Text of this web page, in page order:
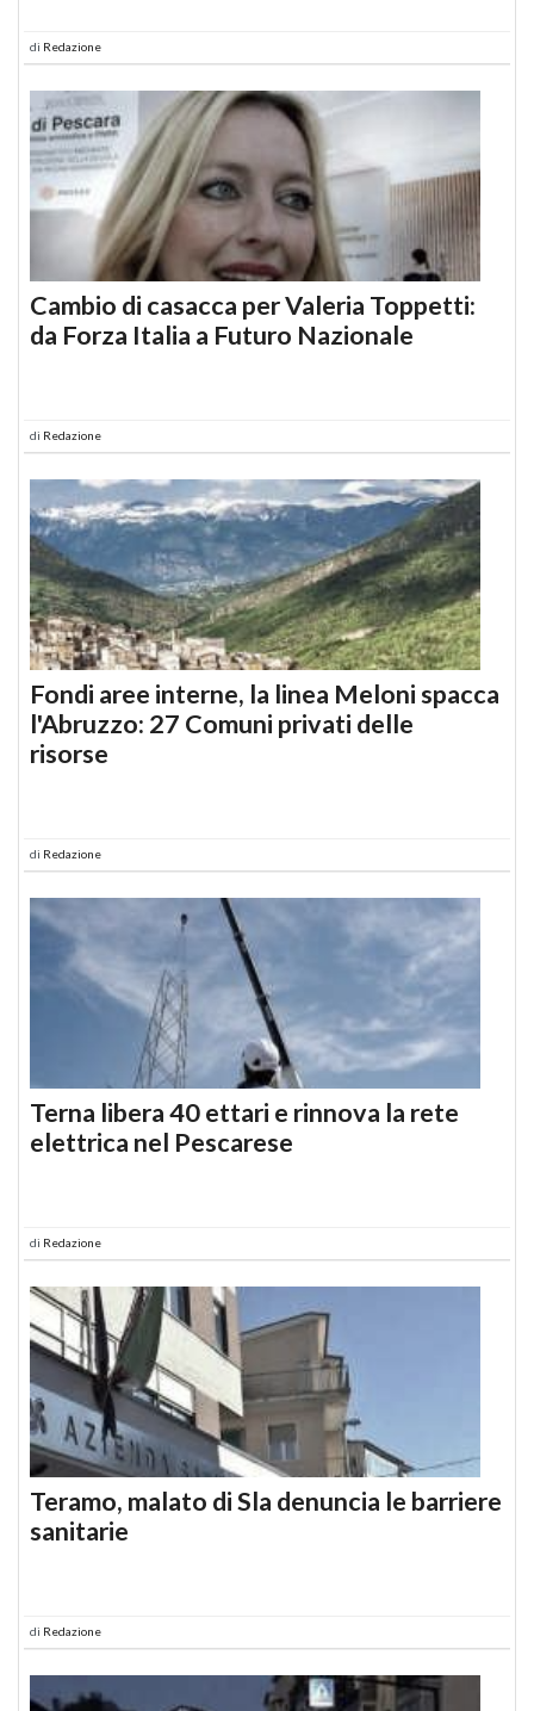
di Redazione
Cambio di casacca per Valeria Toppetti:
da Forza Italia a Futuro Nazionale
di Redazione
Fondi aree interne, la linea Meloni spacca
l'Abruzzo: 27 Comuni privati delle
risorse
di Redazione
Terna libera 40 ettari e rinnova la rete
elettrica nel Pescarese
di Redazione
Teramo, malato di Sla denuncia le barriere
sanitarie
di Redazione